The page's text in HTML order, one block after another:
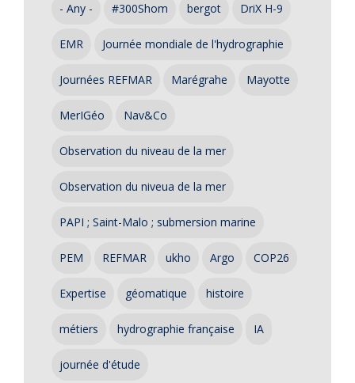
- Any - #300Shom bergot DriX H-9
EMR Journée mondiale de l'hydrographie
Journées REFMAR Marégrahe Mayotte
MerIGéo Nav&Co
Observation du niveau de la mer
Observation du niveua de la mer
PAPI ; Saint-Malo ; submersion marine
PEM REFMAR ukho Argo COP26
Expertise géomatique histoire
métiers hydrographie française IA
journée d'étude